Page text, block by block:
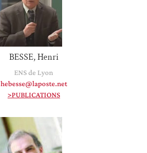
BESSE, Henri
ENS de Lyon
hebesse@laposte.net
>PUBLICATIONS